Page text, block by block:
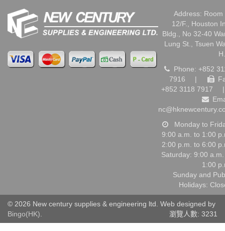
Address: Room
12/F., Houston
Bldg., No 32-40
Lung St., Tsuen
Phone: +852
7916
|
+852 3118 7917
|
Monday to
9:00 a.m. to 1:00
2:00 p.m. to 6:00
Saturday: 9:00
1:00
Sunday and
Holidays:
© 2026 New century supplies & engineering ltd. Web designed by
Bingo(HK). 瀏覽人數: 3231